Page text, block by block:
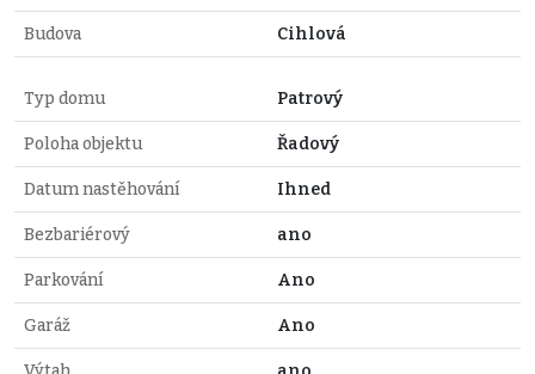
Budova Cihlová
Typ domu Patrový
Poloha objektu Řadový
Datum nastěhování Ihned
Bezbariérový ano
Parkování Ano
Garáž Ano